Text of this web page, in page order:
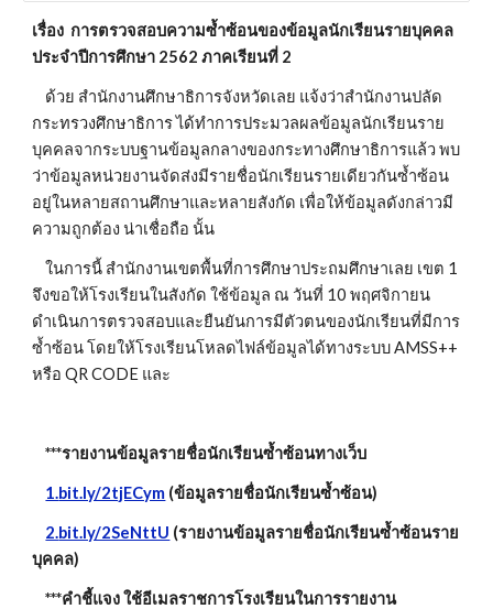
เรื่อง  การตรวจสอบความซ้ำซ้อนของข้อมูลนักเรียนรายบุคคล
ประจำปีการศึกษา 2562 ภาคเรียนที่ 2
กระทรวงศึกษาธิการ ได้ทำการประมวลผลข้อมูลนักเรียนราย
บุคคลจากระบบฐานข้อมูลกลางของกระทางศึกษาธิการแล้ว พบ
ว่าข้อมูลหน่วยงานจัดส่งมีรายชื่อนักเรียนรายเดียวกันซ้ำซ้อน
อยู่ในหลายสถานศึกษาและหลายสังกัด เพื่อให้ข้อมูลดังกล่าวมี
ความถูกต้อง น่าเชื่อถือ นั้น
    ในการนี้ สำนักงานเขตพื้นที่การศึกษาประถมศึกษาเลย เขต 1
จึงขอให้โรงเรียนในสังกัด ใช้ข้อมูล ณ วันที่ 10 พฤศจิกายน
ดำเนินการตรวจสอบและยืนยันการมีตัวตนของนักเรียนที่มีการ
ซ้ำซ้อน โดยให้โรงเรียนโหลดไฟล์ข้อมูลได้ทางระบบ AMSS++
หรือ QR CODE และ
***รายงานข้อมูลรายชื่อนักเรียนซ้ำซ้อนทางเว็บ
1.bit.ly/2tjECym (ข้อมูลรายชื่อนักเรียนซ้ำซ้อน)
2.bit.ly/2SeNttU (รายงานข้อมูลรายชื่อนักเรียนซ้ำซ้อนราย
บุคคล)
    ***คำชี้แจง ใช้อีเมลราชการโรงเรียนในการรายงาน